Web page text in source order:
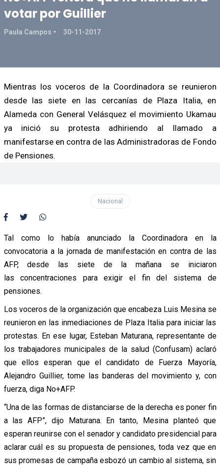
votar por Guillier
Paula Campos 30-11-2017
Mientras los voceros de la Coordinadora se reunieron
desde las siete en las cercanías de Plaza Italia, en
Alameda con General Velásquez el movimiento Ukamau
ya inició su protesta adhiriendo al llamado a
manifestarse en contra de las Administradoras de Fondo
de Pensiones.
Nacional
Tal como lo había anunciado la Coordinadora en la
convocatoria a la jornada de manifestación en contra de las
AFP, desde las siete de la mañana se iniciaron
las concentraciones para exigir el fin del sistema de
pensiones.
Los voceros de la organización que encabeza Luis Mesina se
reunieron en las inmediaciones de Plaza Italia para iniciar las
protestas. En ese lugar, Esteban Maturana, representante de
los trabajadores municipales de la salud (Confusam) aclaró
que ellos esperan que el candidato de Fuerza Mayoría,
Alejandro Guillier, tome las banderas del movimiento y, con
fuerza, diga No+AFP.
“Una de las formas de distanciarse de la derecha es poner fin
a las AFP”, dijo Maturana. En tanto, Mesina planteó que
esperan reunirse con el senador y candidato presidencial para
aclarar cuál es su propuesta de pensiones, toda vez que en
sus promesas de campaña esbozó un cambio al sistema, sin